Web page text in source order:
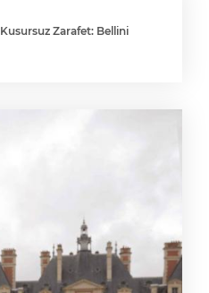
Kusursuz Zarafet: Bellini